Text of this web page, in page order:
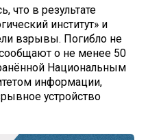
что в результате
институт» и
взрывы. Погибло не
о не менее 50
Национальным
информации,
устройство